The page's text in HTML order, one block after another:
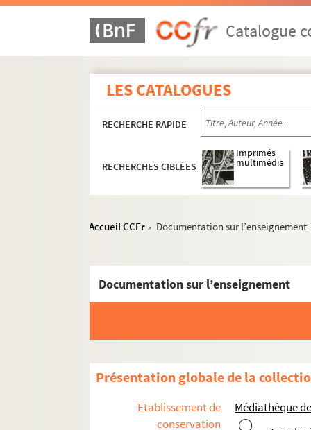
Catalogue
LES CATALOGUES
RECHERCHE RAPIDE
RECHERCHES CIBLÉES
Imprimés
multimédia
Accueil CCFr > Documentation sur l’enseignement
Documentation sur l’enseignement
Présentation globale de la
Etablissement de
conservation
Médiathèque
Dossier 1. Centenaire de Jules Ferry et
Dossier 2. Don Joseph Magnin
Dossier 4. Coupures de presse de l'époque
Dossier 6. Coupures de presse de l'époque
Dossier 7. Jeunesse de Jules Ferry
Dossier 9. Jules Ferry journaliste et Député
Dossier 10. Jules Ferry député au corps
Dossier 11. Jules Ferry Maire de Paris
Dossier 12. Déposition sur le 18 mars 1871